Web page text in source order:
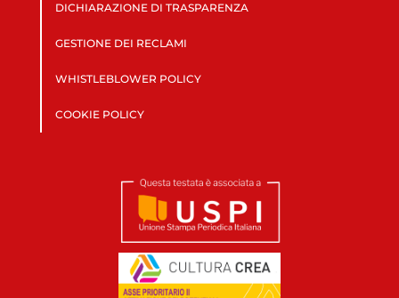
DICHIARAZIONE DI TRASPARENZA
GESTIONE DEI RECLAMI
WHISTLEBLOWER POLICY
COOKIE POLICY